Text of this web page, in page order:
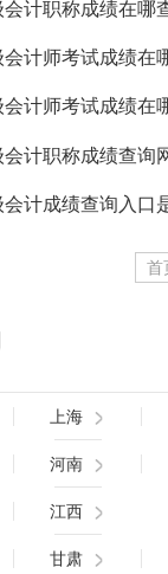
计职称成绩在哪
计师考试成绩在
计师考试成绩在
计职称成绩查询
计成绩查询入口
首
上海
河南
江西
甘肃